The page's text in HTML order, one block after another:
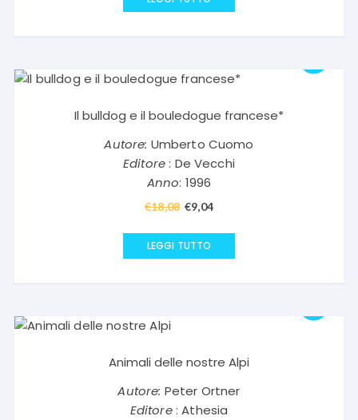
Il bulldog e il bouledogue francese*
Autore: Umberto Cuomo
Editore: De Vecchi
Anno: 1996
€18,08 Il
originale
€9,04Il
LEGGI TUTTO
Animali delle nostre Alpi
Autore: Peter Ortner
Editore: Athesia